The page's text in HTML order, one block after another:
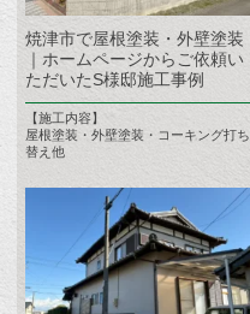
焼津市で屋根塗装・外壁塗装
｜ホームページからご依頼い
ただいたS様邸施工事例
【施工内容】
屋根塗装・外壁塗装・コーキング打ち
替え他